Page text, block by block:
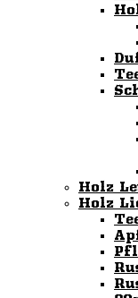
Holz
Holz